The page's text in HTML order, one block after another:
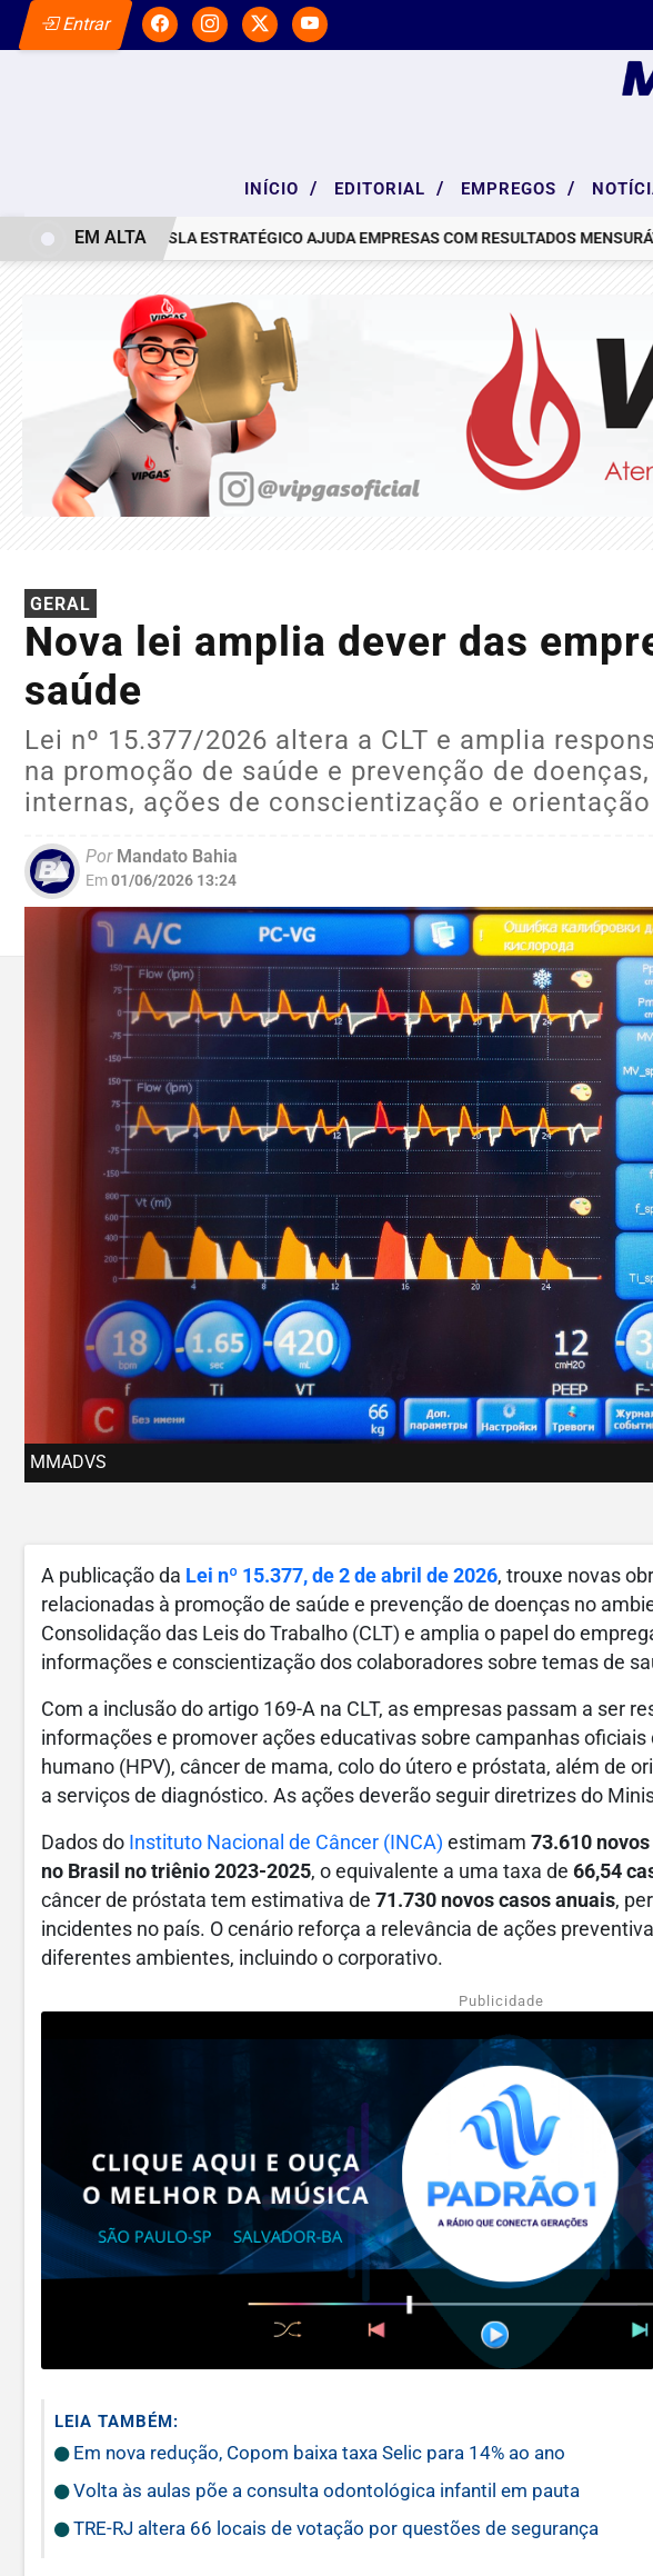
Entrar
INÍCIO / EDITORIAL / EMPREGOS /
DE PESAR SLA ESTRATÉGICO AJUDA EMPRESAS COM RESULTADOS MENSURÁVEIS
EM ALTA
GERAL
Nova lei amplia dever das
saúde
Lei nº 15.377/2026 altera a CLT e amplia
na promoção de saúde e prevenção de
internas, ações de conscientização e
PorMandato Bahia
Em01/06/2026 13:24
MMADVS
A publicação da Lei nº 15.377, de 2 de abril de 2026, trouxe novas
relacionadas à promoção de saúde e prevenção de doenças no
Consolidação das Leis do Trabalho (CLT) e amplia o papel do
informações e conscientização dos colaboradores sobre temas de
Com a inclusão do artigo 169-A na CLT, as empresas passam a ser
informações e promover ações educativas sobre campanhas
humano (HPV), câncer de mama, colo do útero e próstata, além de
a serviços de diagnóstico. As ações deverão seguir diretrizes do
Dados do Instituto Nacional de Câncer (INCA) estimam 73.610
no Brasil no triênio 2023-2025, o equivalente a uma taxa de 66,54
câncer de próstata tem estimativa de 71.730 novos casos anuais,
incidentes no país. O cenário reforça a relevância de ações
diferentes ambientes, incluindo o corporativo.
Publicidade
LEIA TAMBÉM:
Em nova redução, Copom baixa taxa Selic para 14% ao ano
Volta às aulas põe a consulta odontológica infantil em pauta
TRE-RJ altera 66 locais de votação por questões de segurança